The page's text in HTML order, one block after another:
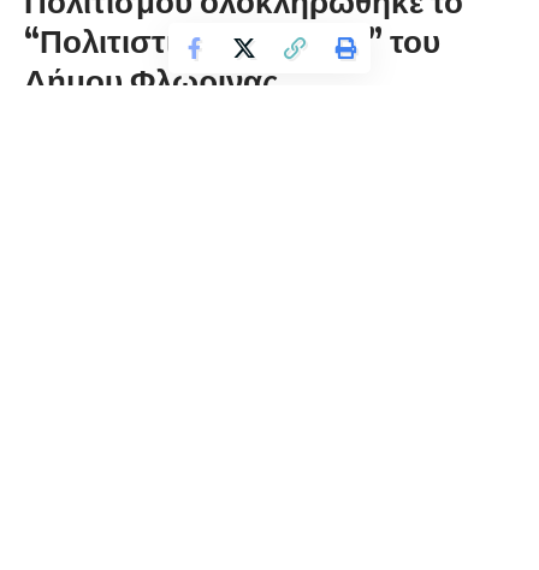
“Πολιτιστικό Καλοκαίρι” του
Δήμου Φλώρινας